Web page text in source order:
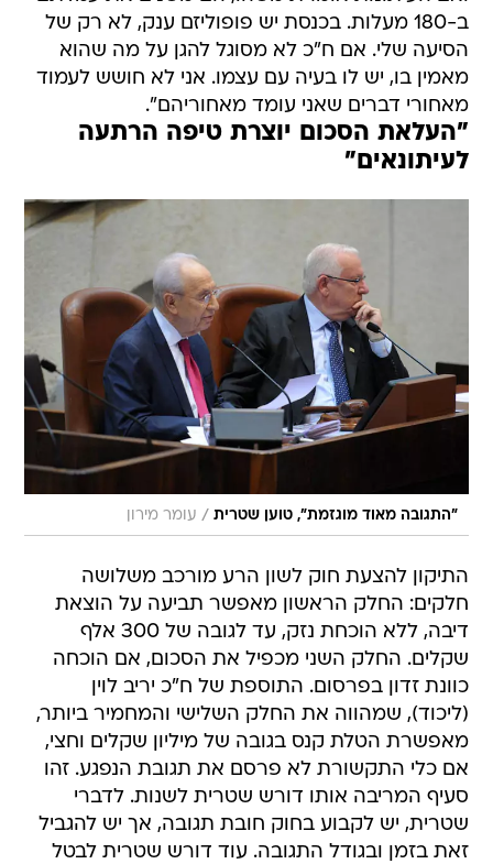
ב-180 מעלות. בכנסת יש פופוליזם ענק, לא רק של
הסיעה שלי. אם ח"כ לא מסוגל להגן על מה שהוא
מאמין בו, יש לו בעיה עם עצמו. אני לא חושש לעמוד
מאחורי דברים שאני עומד מאחוריהם".
"העלאת הסכום יוצרת טיפה הרתעה
לעיתונאים"
"התגובה מאוד מוגזמת", טוען שטרית / עומר מירון
התיקון להצעת חוק לשון הרע מורכב משלושה
חלקים: החלק הראשון מאפשר תביעה על הוצאת
דיבה, ללא הוכחת נזק, עד לגובה של 300 אלף
שקלים. החלק השני מכפיל את הסכום, אם הוכחה
כוונת זדון בפרסום. התוספת של ח"כ יריב לוין
(ליכוד), שמהווה את החלק השלישי והמחמיר ביותר,
מאפשרת הטלת קנס בגובה של מיליון שקלים וחצי,
אם כלי התקשורת לא פרסם את תגובת הנפגע. זהו
סעיף המריבה אותו דורש שטרית לשנות. לדברי
שטרית, יש לקבוע בחוק חובת תגובה, אך יש להגביל
זאת בזמן ובגודל התגובה. עוד דורש שטרית לבטל